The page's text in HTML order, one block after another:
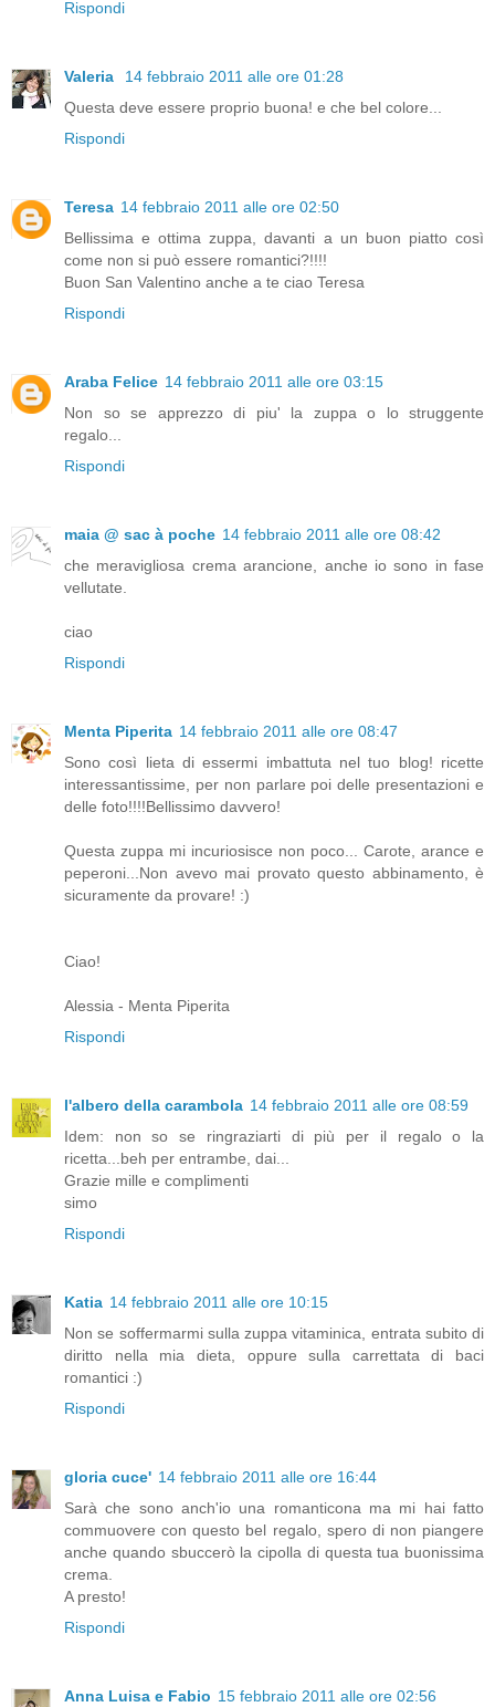
Rispondi
Valeria
14 febbraio 2011 alle ore 01:28
Questa deve essere proprio buona! e che bel colore...
Rispondi
Teresa 14 febbraio 2011 alle ore 02:50
Bellissima e ottima zuppa, davanti a un buon piatto così
come non si può essere romantici?!!!!
Buon San Valentino anche a te ciao Teresa
Rispondi
Araba Felice 14 febbraio 2011 alle ore 03:15
Non so se apprezzo di piu' la zuppa o lo struggente
regalo...
Rispondi
maia @ sac à poche 14 febbraio 2011 alle ore 08:42
che meravigliosa crema arancione, anche io sono in fase
vellutate.
ciao
Rispondi
Menta Piperita 14 febbraio 2011 alle ore 08:47
Sono così lieta di essermi imbattuta nel tuo blog! ricette
interessantissime, per non parlare poi delle presentazioni e
delle foto!!!!Bellissimo davvero!
Questa zuppa mi incuriosisce non poco... Carote, arance e
peperoni...Non avevo mai provato questo abbinamento, è
sicuramente da provare! :)
Ciao!
Alessia - Menta Piperita
Rispondi
l'albero della carambola 14 febbraio 2011 alle ore 08:59
Idem: non so se ringraziarti di più per il regalo o la
ricetta...beh per entrambe, dai...
Grazie mille e complimenti
simo
Rispondi
Katia 14 febbraio 2011 alle ore 10:15
Non se soffermarmi sulla zuppa vitaminica, entrata subito di
diritto nella mia dieta, oppure sulla carrettata di baci
romantici :)
Rispondi
gloria cuce' 14 febbraio 2011 alle ore 16:44
Sarà che sono anch'io una romanticona ma mi hai fatto
commuovere con questo bel regalo, spero di non piangere
anche quando sbuccerò la cipolla di questa tua buonissima
crema.
A presto!
Rispondi
Anna Luisa e Fabio 15 febbraio 2011 alle ore 02:56